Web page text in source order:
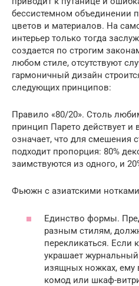
бессистемном объединении
цветов и материалов. На
интерьер только тогда
создается по строгим
любом стиле, отсутствуют
гармоничный дизайн
следующих принципов:
Правило «80/20». Столь
принцип Парето действует и
означает, что для смешения
подходит пропорция: 80%
заимствуются из одного, и
Фьюжн с азиатскими
Единство формы.
разным стилям,
перекликаться. Если
украшает
изящных ножках, ему
комод или шкаф-